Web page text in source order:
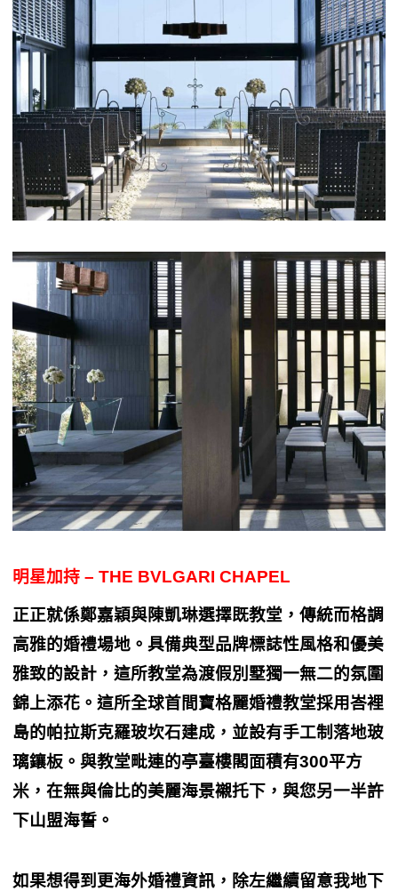
明星加持 – THE BVLGARI CHAPEL
正正就係鄭嘉穎與陳凱琳選擇既教堂，傳統而格調
高雅的婚禮場地。具備典型品牌標誌性風格和優美
雅致的設計，這所教堂為渡假別墅獨一無二的氛圍
錦上添花。這所全球首間寶格麗婚禮教堂採用峇裡
島的帕拉斯克羅玻坎石建成，並設有手工制落地玻
璃鑲板。與教堂毗連的亭臺樓閣面積有300平方
米，在無與倫比的美麗海景襯托下，與您另一半許
下山盟海誓。
如果想得到更海外婚禮資訊，除左繼續留意我地下